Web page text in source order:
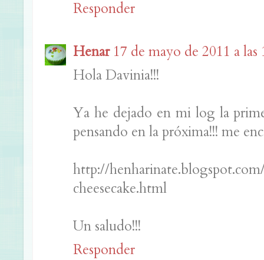
Responder
Henar 17 de mayo de 2011 a las
Hola Davinia!!!
Ya he dejado en mi log la
pensando en la próxima!!! me
http://
cheesecake.html
Un saludo!!!
Responder